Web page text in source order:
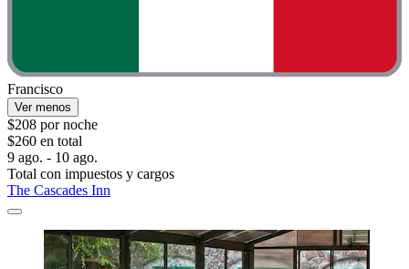
Francisco
Ver menos
$208 por noche
$260 en total
9 ago. - 10 ago.
Total con impuestos y cargos
The Cascades Inn